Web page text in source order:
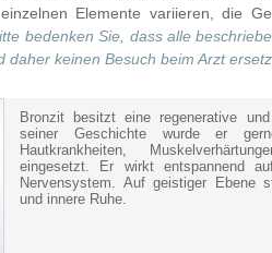
Elemente variieren, die
bedenken Sie, dass alle
daher keinen Besuch beim Arzt
Bronzit besitzt eine regenerative
seiner Geschichte wurde er
Hautkrankheiten,
eingesetzt. Er wirkt entspannend
Nervensystem. Auf geistiger Ebene
und innere Ruhe.